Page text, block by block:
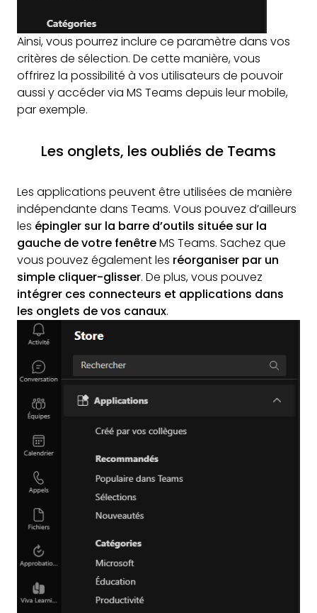
Ainsi, vous pourrez inclure ce paramètre dans vos
critères de sélection. De cette manière, vous
offrirez la possibilité à vos utilisateurs de pouvoir
aussi y accéder via MS Teams depuis leur mobile,
par exemple.
Les onglets, les oubliés de Teams
Les applications peuvent être utilisées de manière
indépendante dans Teams. Vous pouvez d’ailleurs
les épingler sur la barre d’outils située sur la
gauche de votre fenêtreMS Teams. Sachez que
vous pouvez également les réorganiser par un
simple cliquer-glisser. De plus, vous pouvez
intégrer ces connecteurs et applications dans
les onglets de vos canaux.